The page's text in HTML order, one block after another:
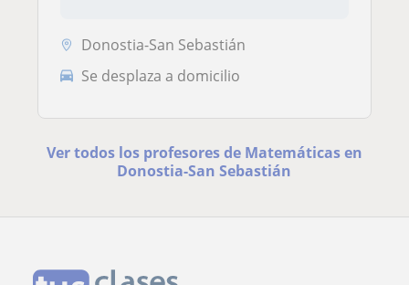
Donostia-San Sebastián
Se desplaza a domicilio
Ver todos los profesores de Matemáticas en
Donostia-San Sebastián